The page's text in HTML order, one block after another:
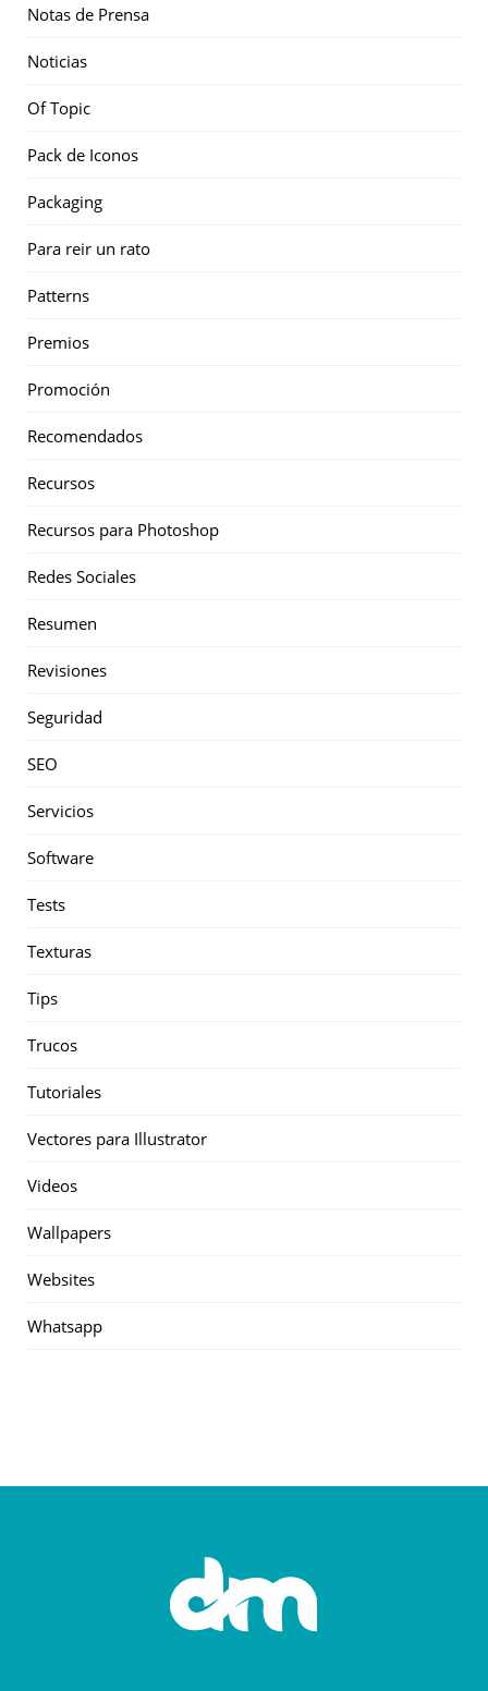
Notas de Prensa
Noticias
Of Topic
Pack de Iconos
Packaging
Para reir un rato
Patterns
Premios
Promoción
Recomendados
Recursos
Recursos para Photoshop
Redes Sociales
Resumen
Revisiones
Seguridad
SEO
Servicios
Software
Tests
Texturas
Tips
Trucos
Tutoriales
Vectores para Illustrator
Videos
Wallpapers
Websites
Whatsapp